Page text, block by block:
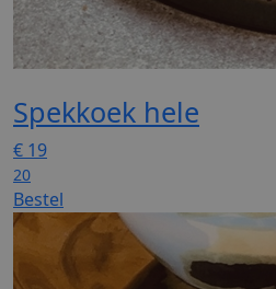
Spekkoek hele
€ 19
20
Bestel